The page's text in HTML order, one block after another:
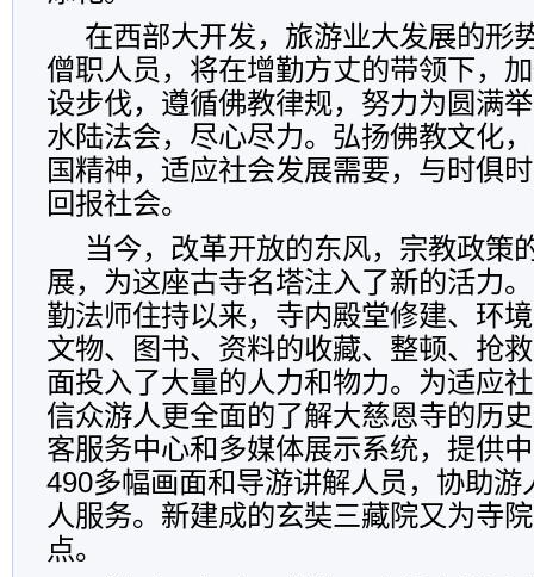
在西部大开发，旅游业大发展的形
僧职人员，将在增勤方丈的带领下，
设步伐，遵循佛教律规，努力为圆满
水陆法会，尽心尽力。弘扬佛教文化
国精神，适应社会发展需要，与时俱
回报社会。
当今，改革开放的东风，宗教政策
展，为这座古寺名塔注入了新的活力
勤法师住持以来，寺内殿堂修建、环
文物、图书、资料的收藏、整顿、抢
面投入了大量的人力和物力。为适应
信众游人更全面的了解大慈恩寺的历
客服务中心和多媒体展示系统，提供
490多幅画面和导游讲解人员，协助游
人服务。新建成的玄奘三藏院又为寺
点。